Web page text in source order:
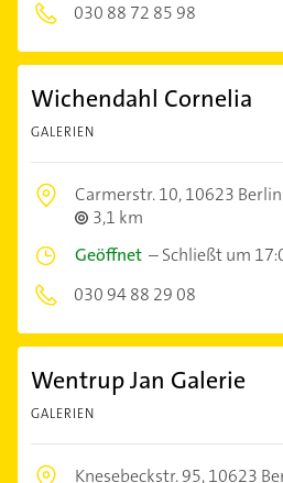
030 88 72 85 98
Wichendahl Cornelia
GALERIEN
Carmerstr. 10,10623 Berlin
3,1 km
Geöffnet –Schließt um
030 94 88 29 08
Wentrup Jan Galerie
GALERIEN
Knesebeckstr. 95,10623